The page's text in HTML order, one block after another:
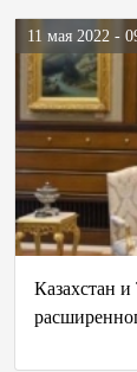
11 мая 2022 -
Казахстан